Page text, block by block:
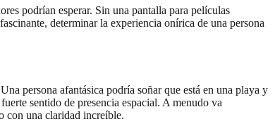
podrían esperar. Sin una pantalla para películas
determinar la experiencia onírica de una persona
persona afantásica podría soñar que está en una playa y
sentido de presencia espacial. A menudo va
con una claridad increíble.